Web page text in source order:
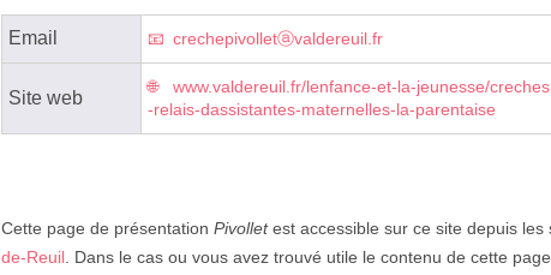
Email crechepivolletⓐvaldereuil.fr
Site web
www.valdereuil.fr/lenfance-et-la-jeunesse/creches
-relais-dassistantes-maternelles-la-parentaise
Cette page de présentation Pivolletest accessible sur ce site depuis les
de-Reuil. Dans le cas ou vous avez trouvé utile le contenu de cette